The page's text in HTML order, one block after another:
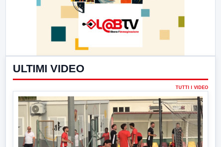
ULTIMI VIDEO
TUTTI I VIDEO